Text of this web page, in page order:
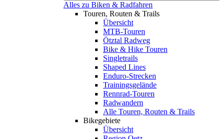
Alles zu Biken & Radfahren
Touren, Routen & Trails
Übersicht
MTB-Touren
Ötztal Radweg
Bike & Hike Touren
Singletrails
Shaped Lines
Enduro-Strecken
Trainingsgelände
Rennrad-Touren
Radwandern
Alle Touren, Routen & Trails
Bikegebiete
Übersicht